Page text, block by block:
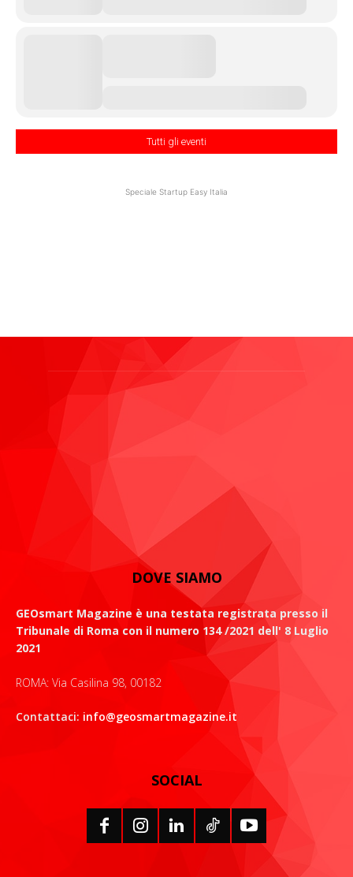
Tutti gli eventi
Speciale Startup Easy Italia
DOVE SIAMO
GEOsmart Magazine è una testata registrata presso il
Tribunale di Roma con il numero 134 /2021 dell' 8 Luglio
2021
ROMA: Via Casilina 98, 00182
Contattaci: info@geosmartmagazine.it
SOCIAL